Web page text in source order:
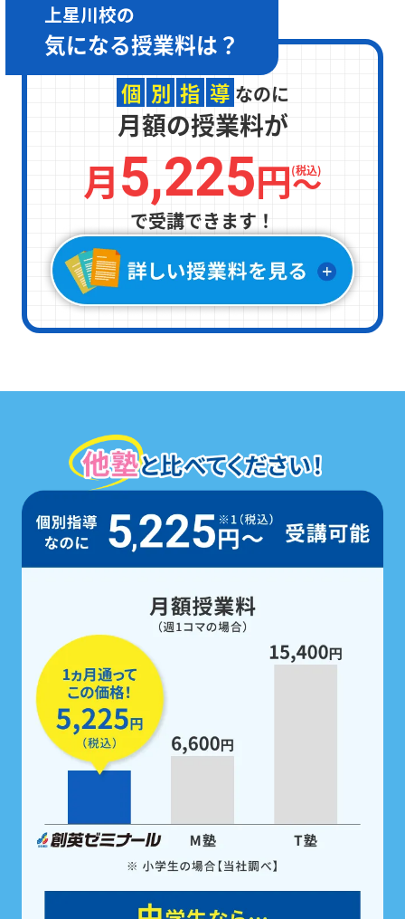
定期テスト前は、
5教科すべての勉強
無料で支援
家庭学習用教材も配布！
定期テスト前は「無料」で受けられるテスト対策
ゼミで、5科目すべての点数アップを徹底サポー
ト。また、受講科目に関わらず5科目の
勉強にご活用いただけます。
※中学生の場合
上星川校の
気になる授業料は？
個 別 指 導 なのに
月額の授業料が
月5,225円〜
(税込)
で受講できます！